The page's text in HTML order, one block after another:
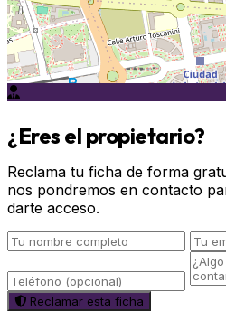
¿Eres el propietario?
Reclama tu ficha de forma
nos pondremos en contacto
darte acceso.
Reclamar esta ficha